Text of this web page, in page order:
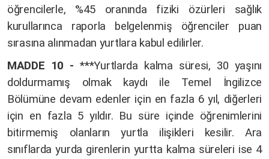
öğrencilerle, %45 oranında fiziki özürleri sağlık
kurullarınca raporla belgelenmiş öğrenciler puan
sırasına alınmadan yurtlara kabul edilirler.
MADDE 10 -***Yurtlarda kalma süresi, 30 yaşını
doldurmamış olmak kaydı ile Temel İngilizce
Bölümüne devam edenler için en fazla 6 yıl, diğerleri
için en fazla 5 yıldır. Bu süre içinde öğrenimlerini
bitirmemiş olanların yurtla ilişikleri kesilir. Ara
sınıflarda yurda girenlerin yurtta kalma süreleri ise 4